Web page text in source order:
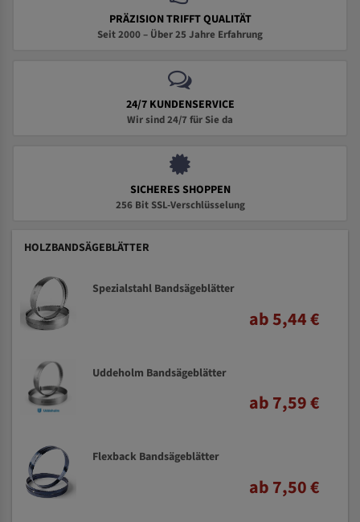
PRÄZISION TRIFFT QUALITÄT
Seit 2000 – Über 25 Jahre Erfahrung
24/7 KUNDENSERVICE
Wir sind 24/7 für Sie da
SICHERES SHOPPEN
256 Bit SSL-Verschlüsselung
HOLZBANDSÄGEBLÄTTER
Spezialstahl Bandsägeblätter
ab 5,44 €
Uddeholm Bandsägeblätter
ab 7,59 €
Flexback Bandsägeblätter
ab 7,50 €